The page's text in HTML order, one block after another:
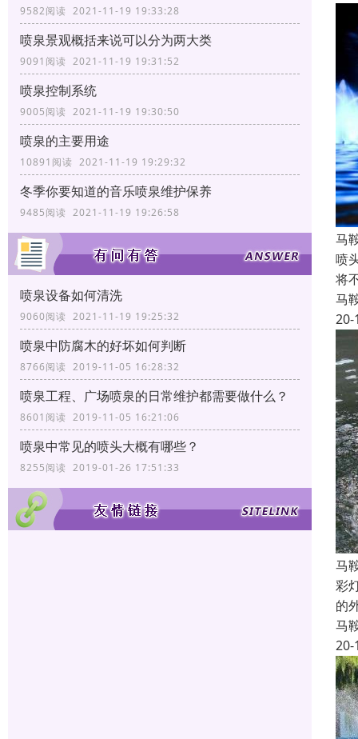
9582阅读 2021-11-19 19:33:28
喷泉景观概括来说可以分为两大类
9091阅读 2021-11-19 19:31:52
喷泉控制系统
9005阅读 2021-11-19 19:30:50
喷泉的主要用途
10891阅读 2021-11-19 19:29:32
冬季你要知道的音乐喷泉维护保养
9485阅读 2021-11-19 19:26:58
喷泉设备如何清洗
9060阅读 2021-11-19 19:25:32
喷泉中防腐木的好坏如何判断
8766阅读 2019-11-05 16:28:32
喷泉工程、广场喷泉的日常维护都需要做什么？
8601阅读 2019-11-05 16:21:06
喷泉中常见的喷头大概有哪些？
8255阅读 2019-01-26 17:51:33
马
喷
将
马
20-
马
彩
的
马
20-